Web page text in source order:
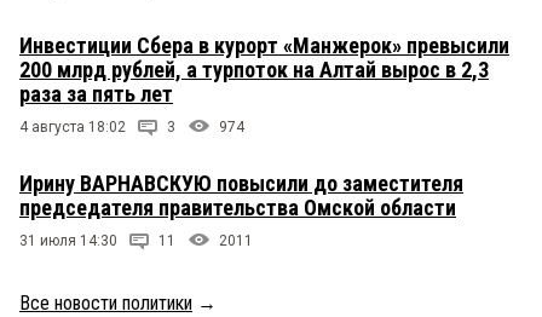
Инвестиции Сбера в курорт «Манжерок» превысили
200 млрд рублей, а турпоток на Алтай вырос в 2,3
раза за пять лет
4 августа 18:02 3 974
Ирину ВАРНАВСКУЮ повысили до заместителя
председателя правительства Омской области
31 июля 14:30 11 2011
Все новости политики →